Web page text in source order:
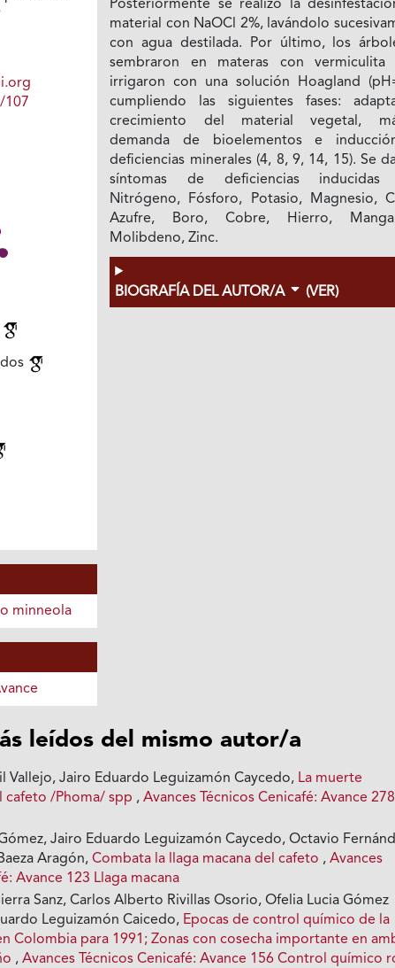
107
minneola
Posteriormente se realizó la
material con NaOCl 2%, lavándolo
con agua destilada. Por último, los
sembraron en materas con
irrigaron con una solución Hoagland
cumpliendo las siguientes fases:
crecimiento del material vegetal,
demanda de bioelementos e
deficiencias minerales (4, 8, 9, 14, 15). Se
síntomas de deficiencias inducidas
Nitrógeno, Fósforo, Potasio, Magnesio,
Azufre, Boro, Cobre, Hierro,
Molibdeno, Zinc.
BIOGRAFÍA DEL AUTOR/A (VER)
leídos del mismo autor/a
Vallejo, Jairo Eduardo Leguizamón Caycedo, La muerte
cafeto /Phoma/ spp ,Avances Técnicos Cenicafé: Avance 278
Jairo Eduardo Leguizamón Caycedo, Octavio
Aragón,Combata la llaga macana del cafeto ,Avances
Avance 123 Llaga macana
Sanz, Carlos Alberto Rivillas Osorio, Ofelia Lucia Gómez
Leguizamón Caicedo, Epocas de control químico de la
Colombia para 1991; Zonas con cosecha importante en
,Avances Técnicos Cenicafé: Avance 156 Control químico